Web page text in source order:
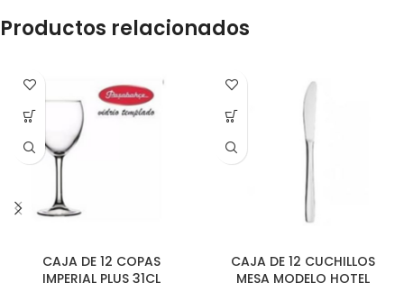
Productos relacionados
CAJA DE 12 COPAS
IMPERIAL PLUS 31CL
CAJA DE 12 CUCHILLOS
MESA MODELO HOTEL